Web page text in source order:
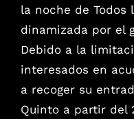
la noche de Todos
dinamizada por el
Debido a la
interesados en
a recoger su
Quinto a partir del